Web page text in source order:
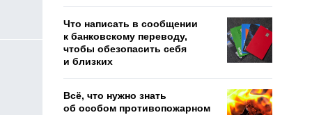
Что написать в сообщении
к банковскому переводу,
чтобы обезопасить себя
и близких
Всё, что нужно знать
об особом противопожарном